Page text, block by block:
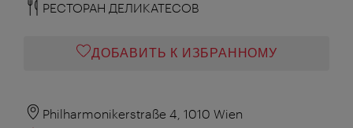
РЕСТОРАН ДЕЛИКАТЕСОВ
ДОБАВИТЬ К ИЗБРАННОМУ
Philharmonikerstraße 4, 1010 Wien